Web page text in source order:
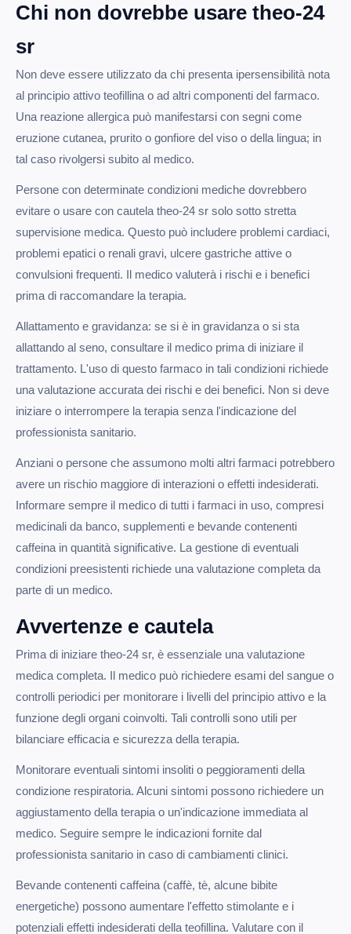
Chi non dovrebbe usare theo-24
sr
Non deve essere utilizzato da chi presenta ipersensibilità nota
al principio attivo teofillina o ad altri componenti del farmaco.
Una reazione allergica può manifestarsi con segni come
eruzione cutanea, prurito o gonfiore del viso o della lingua; in
tal caso rivolgersi subito al medico.
Persone con determinate condizioni mediche dovrebbero
evitare o usare con cautela theo-24 sr solo sotto stretta
supervisione medica. Questo può includere problemi cardiaci,
problemi epatici o renali gravi, ulcere gastriche attive o
convulsioni frequenti. Il medico valuterà i rischi e i benefici
prima di raccomandare la terapia.
Allattamento e gravidanza: se si è in gravidanza o si sta
allattando al seno, consultare il medico prima di iniziare il
trattamento. L'uso di questo farmaco in tali condizioni richiede
una valutazione accurata dei rischi e dei benefici. Non si deve
iniziare o interrompere la terapia senza l'indicazione del
professionista sanitario.
Anziani o persone che assumono molti altri farmaci potrebbero
avere un rischio maggiore di interazioni o effetti indesiderati.
Informare sempre il medico di tutti i farmaci in uso, compresi
medicinali da banco, supplementi e bevande contenenti
caffeina in quantità significative. La gestione di eventuali
condizioni preesistenti richiede una valutazione completa da
parte di un medico.
Avvertenze e cautela
Prima di iniziare theo-24 sr, è essenziale una valutazione
medica completa. Il medico può richiedere esami del sangue o
controlli periodici per monitorare i livelli del principio attivo e la
funzione degli organi coinvolti. Tali controlli sono utili per
bilanciare efficacia e sicurezza della terapia.
Monitorare eventuali sintomi insoliti o peggioramenti della
condizione respiratoria. Alcuni sintomi possono richiedere un
aggiustamento della terapia o un'indicazione immediata al
medico. Seguire sempre le indicazioni fornite dal
professionista sanitario in caso di cambiamenti clinici.
Bevande contenenti caffeina (caffè, tè, alcune bibite
energetiche) possono aumentare l'effetto stimolante e i
potenziali effetti indesiderati della teofillina. Valutare con il